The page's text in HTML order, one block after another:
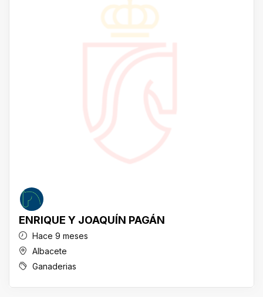
ENRIQUE Y JOAQUÍN PAGÁN
Hace 9 meses
Albacete
Ganaderias